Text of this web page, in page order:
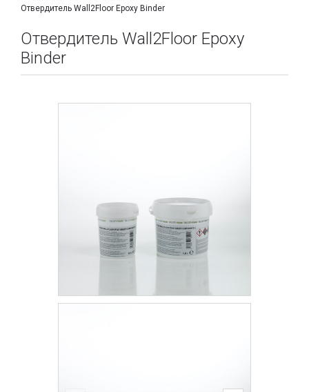
Отвердитель Wall2Floor Epoxy Binder
Отвердитель Wall2Floor Epoxy
Binder